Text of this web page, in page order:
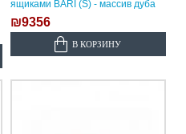
ящиками BARI (S) - массив дуба
₪9356
В КОРЗИНУ